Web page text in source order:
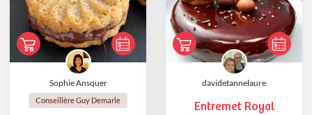
Sophie Ansquer
Conseillère Guy Demarle
davidetannelaure
Entremet Royal